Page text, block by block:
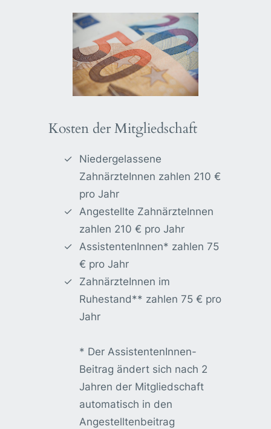
Kosten der Mitgliedschaft
Niedergelassene
ZahnärzteInnen zahlen 210 €
pro Jahr
Angestellte ZahnärzteInnen
zahlen 210 € pro Jahr
AssistentenInnen* zahlen 75
€ pro Jahr
ZahnärzteInnen im
Ruhestand** zahlen 75 € pro
Jahr
* Der AssistentenInnen-
Beitrag ändert sich nach 2
Jahren der Mitgliedschaft
automatisch in den
Angestelltenbeitrag